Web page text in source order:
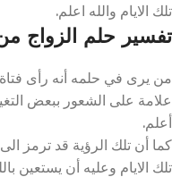
تلك الايام والله اعلم.
تفسير حلم الزواج
من يرى في حلمه أنه رأى
علامة على الشعور ببعض
أعلم.
كما أن تلك الرؤية قد ترمز
تلك الايام وعليه أن يستعين